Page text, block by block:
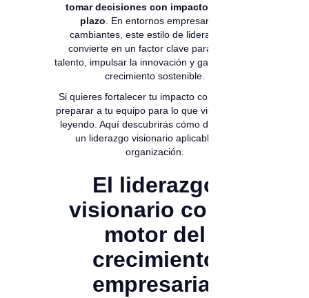
tomar decisiones con impacto a largo
plazo . En entornos empresariales
cambiantes, este estilo de liderazgo se
convierte en un factor clave para atraer
talento, impulsar la innovación y garantizar un
crecimiento sostenible.
Si quieres fortalecer tu impacto como líder y
preparar a tu equipo para lo que viene, sigue
leyendo. Aquí descubrirás cómo desarrollar
un liderazgo visionario aplicable a tu
organización.
El liderazgo
visionario como
motor del
crecimiento
empresarial